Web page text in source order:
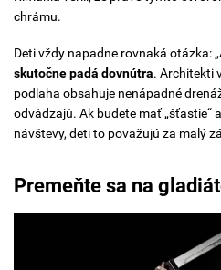
chrámu.
Deti vždy napadne rovnaká otázka:
skutočne padá dovnútra. Architekti
podlaha obsahuje nenápadné
odvádzajú. Ak budete mať „šťastie“
návštevy, deti to považujú za malý
Premeňte sa na